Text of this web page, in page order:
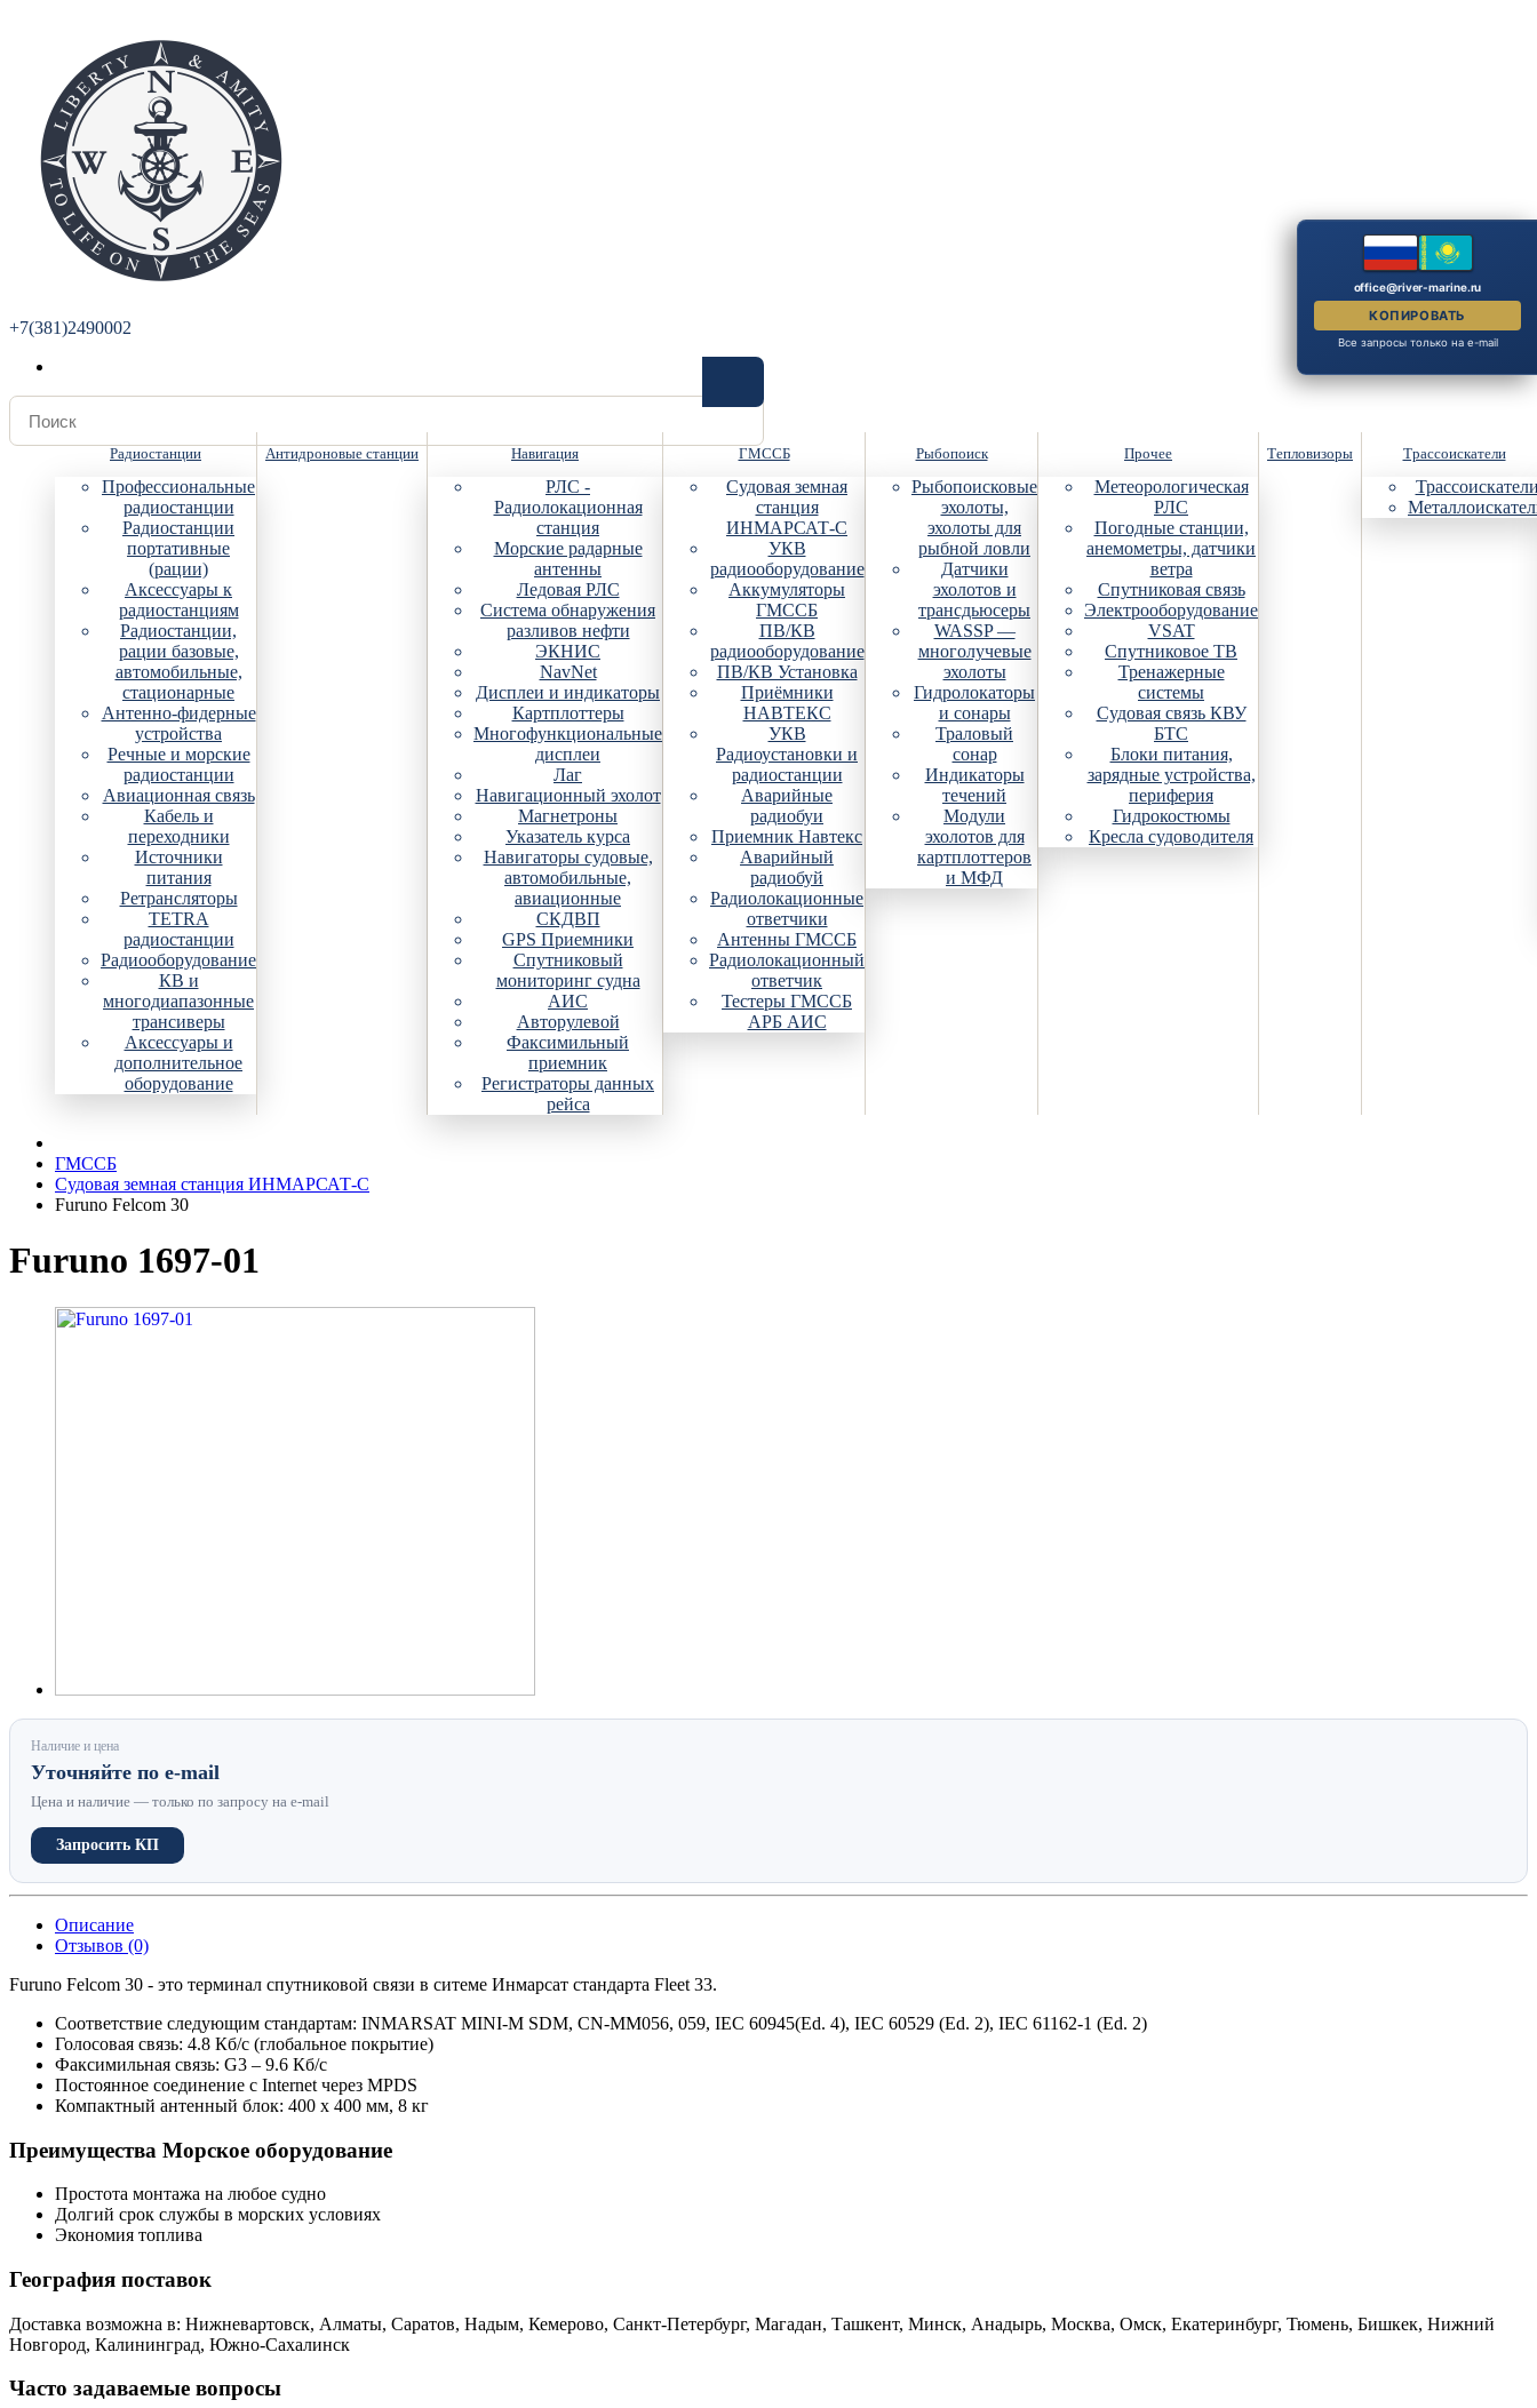
+7(381)2490002
Радиостанции
Профессиональные
радиостанции
Радиостанции
портативные
(рации)
Аксессуары к
радиостанциям
Радиостанции,
рации базовые,
автомобильные,
стационарные
Антенно-фидерные
устройства
Речные и морские
радиостанции
Авиационная связь
Кабель и
переходники
Источники
питания
Ретрансляторы
TETRA
радиостанции
Радиооборудование
КВ и
многодиапазонные
трансиверы
Аксессуары и
дополнительное
оборудование
Антидроновые станции Навигация
РЛС -
Радиолокационная
станция
Морские радарные
антенны
Ледовая РЛС
Система обнаружения
разливов нефти
ЭКНИС
NavNet
Дисплеи и индикаторы
Картплоттеры
Многофункциональные
дисплеи
Лаг
Навигационный эхолот
Магнетроны
Указатель курса
Навигаторы судовые,
автомобильные,
авиационные
СКДВП
GPS Приемники
Спутниковый
мониторинг судна
АИС
Авторулевой
Факсимильный
приемник
Регистраторы данных
рейса
ГМССБ
Судовая земная
станция
ИНМАРСАТ-С
УКВ
радиооборудование
Аккумуляторы
ГМССБ
ПВ/КВ
радиооборудование
ПВ/КВ Установка
Приёмники
НАВТЕКС
УКВ
Радиоустановки и
радиостанции
Аварийные
радиобуи
Приемник Навтекс
Аварийный
радиобуй
Радиолокационные
ответчики
Антенны ГМССБ
Радиолокационный
ответчик
Тестеры ГМССБ
АРБ АИС
Рыбопоиск
Рыбопоисковые
эхолоты,
эхолоты для
рыбной ловли
Датчики
эхолотов и
трансдьюсеры
WASSP —
многолучевые
эхолоты
Гидролокаторы
и сонары
Траловый
сонар
Индикаторы
течений
Модули
эхолотов для
картплоттеров
и МФД
Прочее
Метеорологическая
РЛС
Погодные станции,
анемометры, датчики
ветра
Спутниковая связь
Электрооборудование
VSAT
Спутниковое ТВ
Тренажерные
системы
Судовая связь КВУ
БТС
Блоки питания,
зарядные устройства,
периферия
Гидрокостюмы
Кресла судоводителя
Тепловизоры Трассоискатели
ГМССБ
Судовая земная станция ИНМАРСАТ-С
Furuno Felcom 30
Furuno 1697-01
Наличие и цена
Уточняйте по e-mail
Цена и наличие — только по запросу на e-mail
Запросить КП
Описание
Отзывов (0)
Furuno Felcom 30 - это терминал спутниковой связи в ситеме Инмарсат стандарта Fleet 33.
Соответствие следующим стандартам: INMARSAT MINI-M SDM, CN-MM056, 059, IEC 60945(Ed. 4), IEC 60529 (Ed. 2), IEC 61162-1 (Ed. 2)
Голосовая связь: 4.8 Кб/с (глобальное покрытие)
Факсимильная связь: G3 – 9.6 Кб/с
Постоянное соединение с Internet через MPDS
Компактный антенный блок: 400 х 400 мм, 8 кг
Преимущества Морское оборудование
Простота монтажа на любое судно
Долгий срок службы в морских условиях
Экономия топлива
География поставок
Доставка возможна в: Нижневартовск, Алматы, Саратов, Надым, Кемерово, Санкт-Петербург, Магадан, Ташкент, Минск, Анадырь, Москва, Омск, Екатеринбург, Тюмень, Бишкек, Нижний
Новгород, Калининград, Южно-Сахалинск
Часто задаваемые вопросы
office@river-marine.ru
КОПИРОВАТЬ
Все запросы только на e-mail